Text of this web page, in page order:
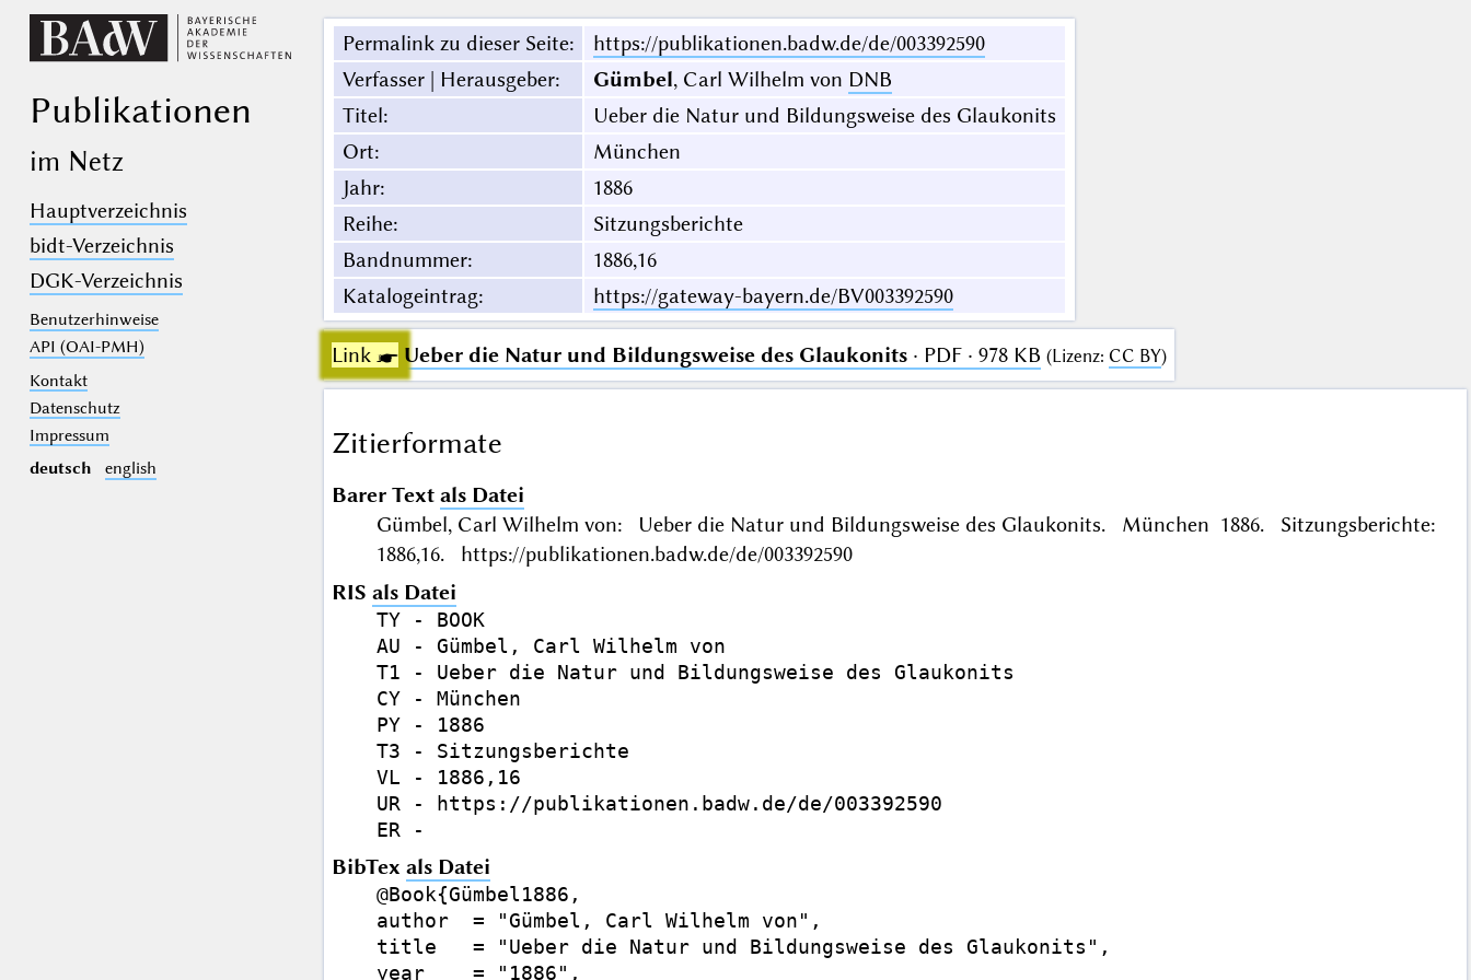
Publikationen
im Netz
Hauptverzeichnis
bidt-Verzeichnis
DGK-Verzeichnis
Benutzerhinweise
API (OAI-PMH)
Kontakt
Datenschutz
Impressum
deutsch
english
Permalink zu dieser Seite:
https://publikationen.badw.de/de/003392590
Verfasser | Herausgeber: Gümbel, Carl Wilhelm von DNB
Titel:
Ueber die Natur und Bildungsweise des Glaukonits
Ort:
München
Jahr:
1886
Reihe:
Sitzungsberichte
Bandnummer:
1886,16
Katalogeintrag: https://gateway-bayern.de/BV003392590
Link ☛ Ueber die Natur und Bildungsweise des Glaukonits· PDF · 978 KB (Lizenz: CC BY)
Zitierformate
Barer Text als Datei
Gümbel, Carl Wilhelm von: Ueber die Natur und Bildungsweise des Glaukonits. München 1886. Sitzungsberichte:
1886,16. https://publikationen.badw.de/de/003392590
RIS als Datei
TY - BOOK
AU - Gümbel, Carl Wilhelm von
T1 - Ueber die Natur und Bildungsweise des Glaukonits
CY - München
PY - 1886
T3 - Sitzungsberichte
VL - 1886,16
UR - https://publikationen.badw.de/de/003392590
BibTex als Datei
@Book{Gümbel1886,
author  = "Gümbel, Carl Wilhelm von",
title   = "Ueber die Natur und Bildungsweise des Glaukonits",
year    = "1886",